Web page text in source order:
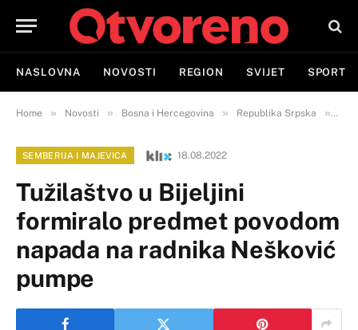
NASLOVNA NOVOSTI REGION SVIJET SPORT
Home » Novosti » Bosna i Hercegovina » Republika Srpska »
SEMBERIJA I MAJEVICA 18.08.2022
Tužilaštvo u Bijeljini
formiralo predmet povodom
napada na radnika Nešković
pumpe